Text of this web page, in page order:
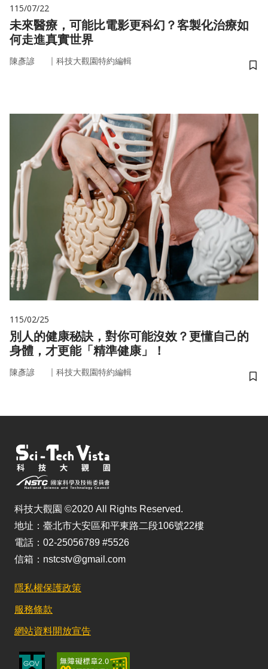
115/07/22
未來醫療，可能比電影更科幻？客製化治療如
何走進真實世界
陳彥諺 ｜ 科技大觀園特約編輯
儲
115/02/25
別人的健康秘訣，對你可能沒效？更懂自己的
身體，才更能「精準健康」！
陳彥諺 ｜ 科技大觀園特約編輯
儲
科技大觀園 ©2020 All Rights Reserved.
地址：臺北市大安區和平東路二段106號22樓
電話：02-25056789 #5526
信箱：nstcstv@gmail.com
隱私權保護政策
服務條款
網站資料開放宣告